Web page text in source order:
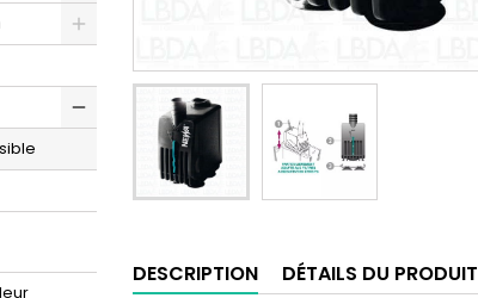
DESCRIPTION DÉTAILS DU PRODUIT